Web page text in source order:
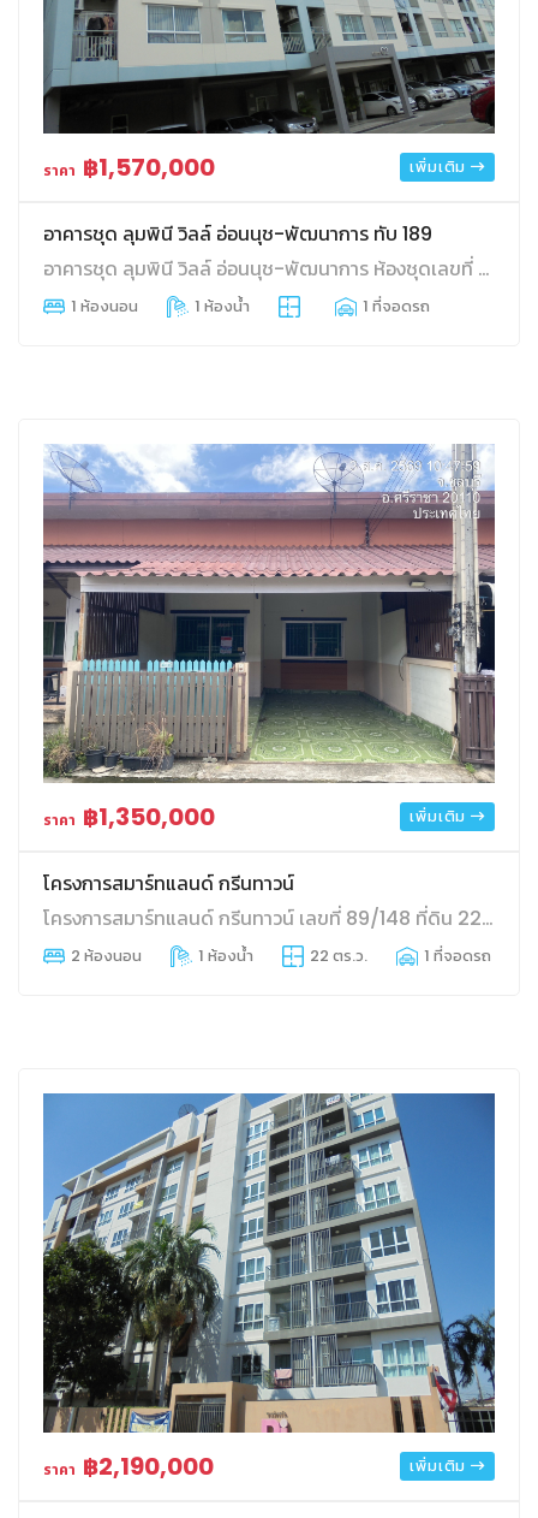
ราคา ฿1,570,000 เพิ่มเติม
อาคารชุด ลุมพินี วิลล์ อ่อนนุช-พัฒนาการ ทับ 189
อาคารชุด ลุมพินี วิลล์ อ่อนนุช-พัฒนาการ ห้องชุดเลขที่ 3/189 ชั้นที่ 6 อาคารเลขที่ บี 2 ขนาด 26.12 ตร.ม. ประเวศ ประเวศ กทม.
1 ห้องนอน 1 ห้องน้ำ 1 ที่จอดรถ
ราคา ฿1,350,000 เพิ่มเติม
โครงการสมาร์ทแลนด์ กรีนทาวน์
โครงการสมาร์ทแลนด์ กรีนทาวน์ เลขที่ 89/148 ที่ดิน 22.0 วา พื้นที่ 70 ตร.ม. บ่อวิน ศรีราชา ชลบุรี
2 ห้องนอน 1 ห้องน้ำ 22 ตร.ว. 1 ที่จอดรถ
ราคา ฿2,190,000 เพิ่มเติม